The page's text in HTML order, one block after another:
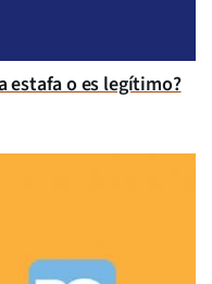
estafa o es legítimo?